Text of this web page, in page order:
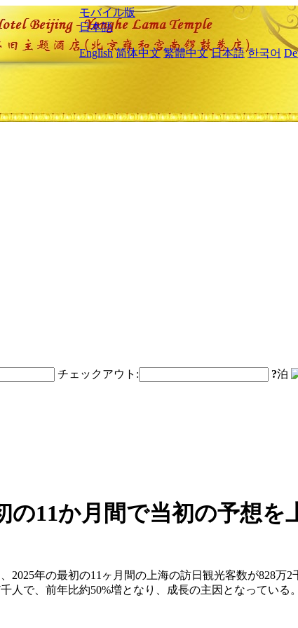
モバイル版
日本語
English 简体中文 繁體中文 日本語 한국어
チェックアウト: ?泊
の11か月間で当初の予想を
、2025年の最初の11ヶ月間の上海の訪日観光客数が828
人で、前年比約50%増となり、成長の主因となっている。